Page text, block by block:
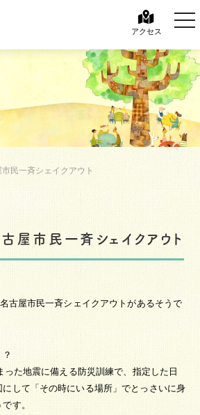
アクセス
民一斉シェイクアウト
古屋市民一斉シェイクアウト
古屋市民一斉シェイクアウトがあるそうで
った地震に備える防災訓練で、指定した日
して「その時にいる場所」でとっさいに身
す。